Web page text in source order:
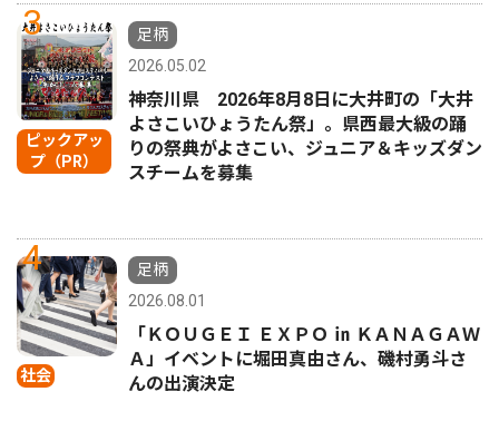
3
ピックアッ
プ（PR）
足柄
2026.05.02
神奈川県 2026年8月8日に大井町の「大井
よさこいひょうたん祭」。県西最大級の踊
りの祭典がよさこい、ジュニア＆キッズダン
スチームを募集
4
社会
足柄
2026.08.01
「ＫＯＵＧＥＩ ＥＸＰＯ ㏌ ＫＡＮＡＧＡＷ
Ａ」イベントに堀田真由さん、磯村勇斗さ
んの出演決定